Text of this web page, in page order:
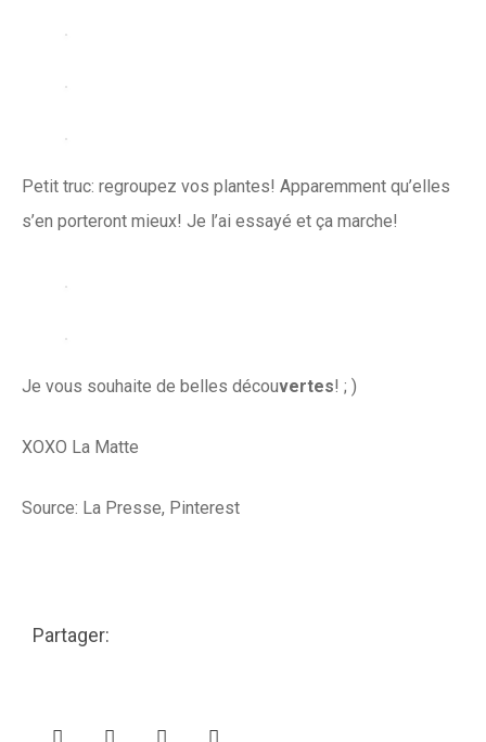
Petit truc: regroupez vos plantes! Apparemment qu’elles
s’en porteront mieux! Je l’ai essayé et ça marche!
Je vous souhaite de belles découvertes! ; )
XOXO La Matte
Source: La Presse, Pinterest
Partager: